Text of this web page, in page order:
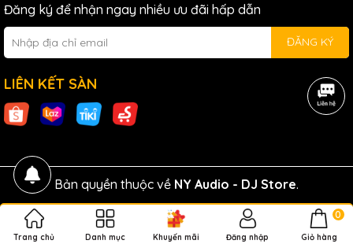
Đăng ký để nhận ngay nhiều ưu đãi hấp dẫn
ĐĂNG KÝ
LIÊN KẾT SÀN
Bản quyền thuộc về NY Audio - DJ Store.
Trang chủ Danh mục Khuyến mãi Đăng nhập Giỏ hàng
0